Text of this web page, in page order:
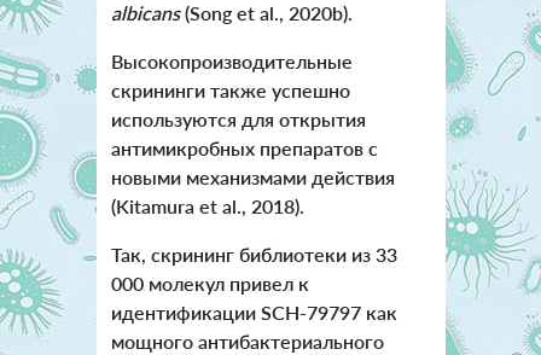
albicans(Song et al., 2020b).
Высокопроизводительные
скрининги также успешно
используются для открытия
антимикробных препаратов с
новыми механизмами действия
(Kitamura et al., 2018).
Так, скрининг библиотеки из 33
000 молекул привел к
идентификации SCH-79797 как
мощного антибактериального